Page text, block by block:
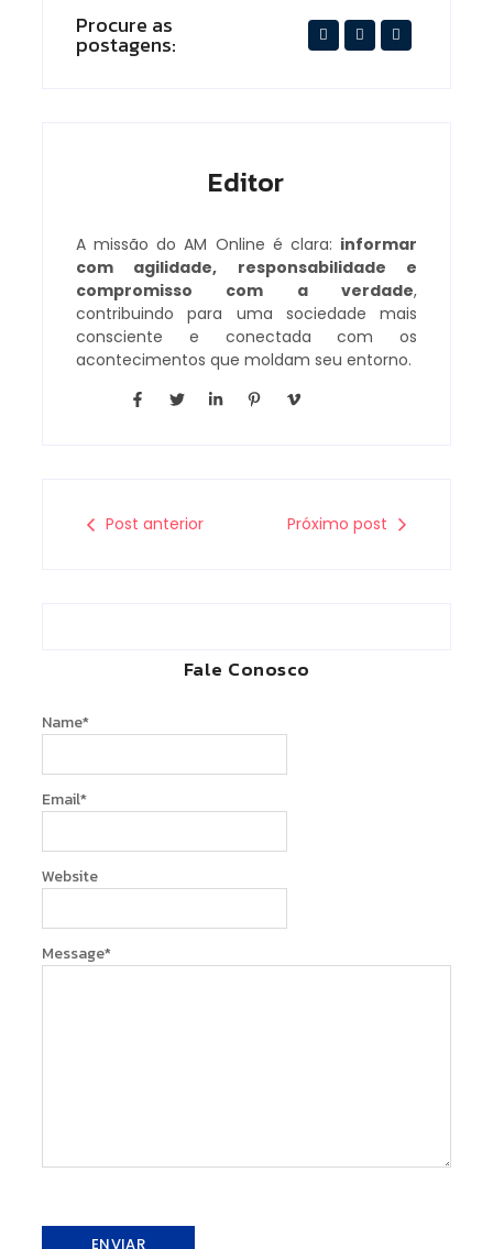
Procure as
postagens:
Editor
A missão do AM Online é clara: informar
com agilidade, responsabilidade e
compromisso com a verdade,
contribuindo para uma sociedade mais
consciente e conectada com os
acontecimentos que moldam seu entorno.
Post anterior Próximo post
Fale Conosco
Message*
Name*
Email*
Website